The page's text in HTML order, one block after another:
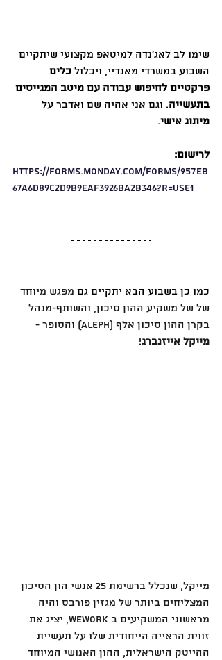
שימו לב לאג׳נדה למיטאפ מקצועי שיתקיים
השבוע במשרדי מאנדיי, ויכלול כלים
פרקטיים לחיפוש עבודה עם מיטב המגייסים
בתעשייה. וגם אני אהיה שם ואדבר על
מיתוג אישי.
לרישום:
https://forms.monday.com/forms/957eb
67a6d89c2d9b9eaf3926ba2b346?r=use1
כמו כן בשבוע הבא יתקיים גם מפגש מיוחד
של של משקיע ההון סיכון, והשותף-מנהל
בקרן ההון סיכון אלף (Aleph) והסופר -
מייקל אייזנברג!
מייקל, שנכלל ברשימת 25 אנשי הון הסיכון
המצליחים ביותר של מגזין פורבס והיה
מראשוני המשקיעים ב WeWork, יציג את
זווית הראייה הייחודית שלו על תעשיית
ההייטק הישראלית, ההון האנושי המיוחד